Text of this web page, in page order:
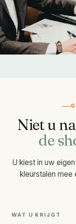
Niet u
de
U kiest in uw
kleurstalen
WAT U KRIJGT